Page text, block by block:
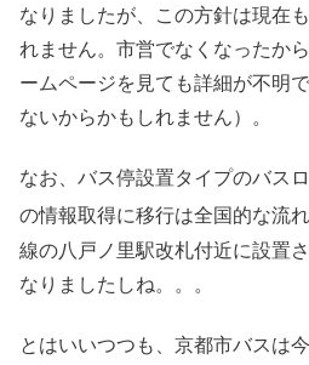
なりましたが、この方針は現在
れません。市営でなくなったか
ームページを見ても詳細が不明
ないからかもしれません）。
なお、バス停設置タイプのバス
の情報取得に移行は全国的な流
線の八戸ノ里駅改札付近に設置
なりましたしね。。。
とはいいつつも、京都市バスは